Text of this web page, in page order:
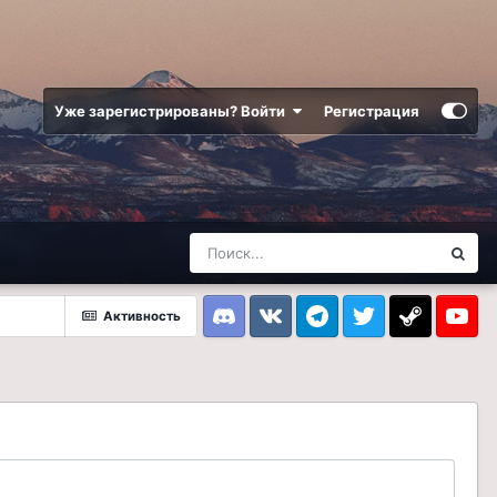
Уже зарегистрированы? Войти Регистрация
Активность
DiscordVK TelegramTwitter Steam